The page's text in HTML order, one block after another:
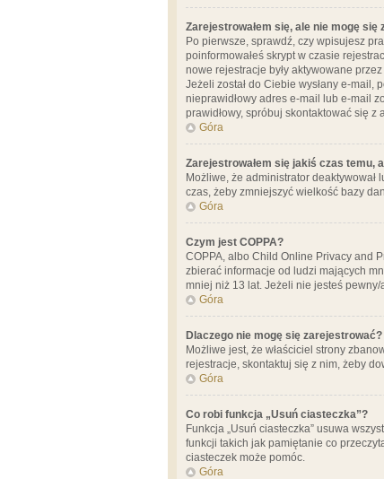
Zarejestrowałem się, ale nie mogę się
Po pierwsze, sprawdź, czy wpisujesz
poinformowałeś skrypt w czasie
nowe rejestracje były aktywowane
Jeżeli został do Ciebie wysłany e-mail,
nieprawidłowy adres e-mail lub e-mail
prawidłowy, spróbuj skontaktować się z
Góra
Zarejestrowałem się jakiś czas temu,
Możliwe, że administrator deaktywował
czas, żeby zmniejszyć wielkość bazy
Góra
Czym jest COPPA?
COPPA, albo Child Online Privacy and
zbierać informacje od ludzi mających
mniej niż 13 lat. Jeżeli nie jesteś
Góra
Dlaczego nie mogę się zarejestrować?
Możliwe jest, że właściciel strony
rejestracje, skontaktuj się z nim, żeby
Góra
Co robi funkcja „Usuń ciasteczka”?
Funkcja „Usuń ciasteczka” usuwa
funkcji takich jak pamiętanie co
ciasteczek może pomóc.
Góra